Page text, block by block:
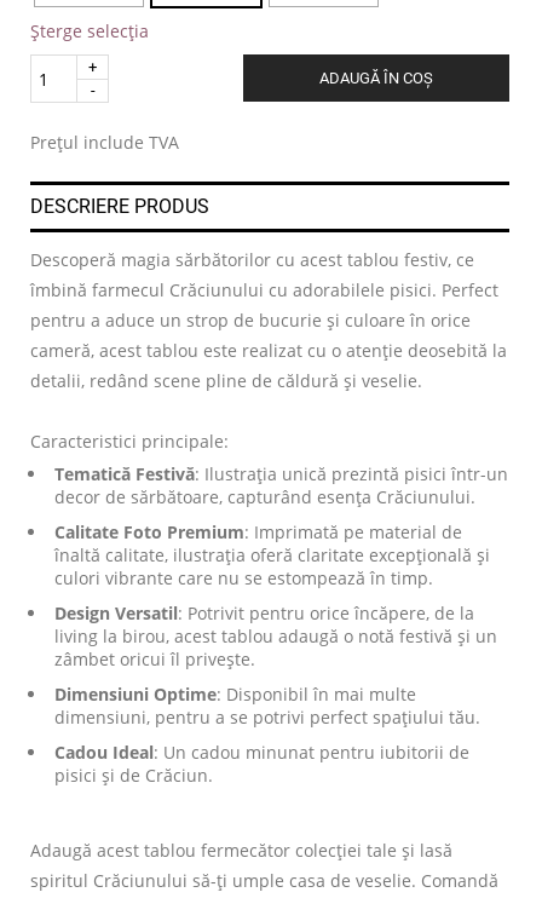
Șterge selecția
Quantity
ADAUGĂ ÎN COȘ
Prețul include TVA
DESCRIERE PRODUS
Descoperă magia sărbătorilor cu acest tablou festiv, ce
îmbină farmecul Crăciunului cu adorabilele pisici. Perfect
pentru a aduce un strop de bucurie și culoare în orice
cameră, acest tablou este realizat cu o atenție deosebită la
detalii, redând scene pline de căldură și veselie.
Caracteristici principale:
Tematică Festivă: Ilustrația unică prezintă pisici într-un
decor de sărbătoare, capturând esența Crăciunului.
Calitate Foto Premium: Imprimată pe material de
înaltă calitate, ilustrația oferă claritate excepțională și
culori vibrante care nu se estompează în timp.
Design Versatil: Potrivit pentru orice încăpere, de la
living la birou, acest tablou adaugă o notă festivă și un
zâmbet oricui îl privește.
Dimensiuni Optime: Disponibil în mai multe
dimensiuni, pentru a se potrivi perfect spațiului tău.
Cadou Ideal: Un cadou minunat pentru iubitorii de
pisici și de Crăciun.
Adaugă acest tablou fermecător colecției tale și lasă
spiritul Crăciunului să-ți umple casa de veselie. Comandă